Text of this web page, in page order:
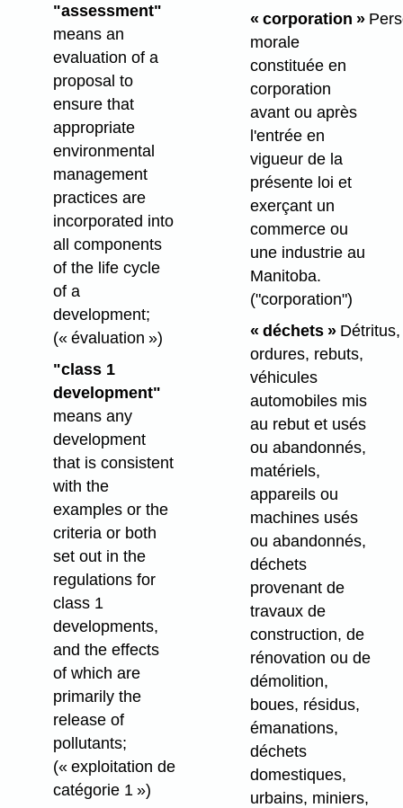
"assessment"
means an
evaluation of a
proposal to
ensure that
appropriate
environmental
management
practices are
incorporated into
all components
of the life cycle
of a
development;
(« évaluation »)
"class 1
development"
means any
development
that is consistent
with the
examples or the
criteria or both
set out in the
regulations for
class 1
developments,
and the effects
of which are
primarily the
release of
pollutants;
(« exploitation de
catégorie 1 »)
« corporation »
morale
constituée en
corporation
avant ou après
l'entrée en
vigueur de la
présente loi et
exerçant un
commerce ou
une industrie au
Manitoba.
("corporation")
« déchets »Détritus,
ordures, rebuts,
véhicules
automobiles mis
au rebut et usés
ou abandonnés,
matériels,
appareils ou
machines usés
ou abandonnés,
déchets
provenant de
travaux de
construction, de
rénovation ou de
démolition,
boues, résidus,
émanations,
déchets
domestiques,
urbains, miniers,